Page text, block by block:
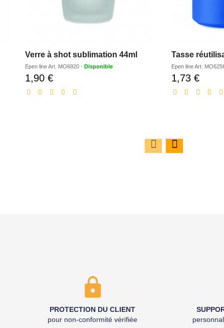
Verre à shot sublimation 44ml
Epen lineArt. MO6920- Disponible
1,90 €Prix
Tasse
Epen lineArt.
1,73 €Prix
PROTECTION DU CLIENT
pour non-conformité vérifiée